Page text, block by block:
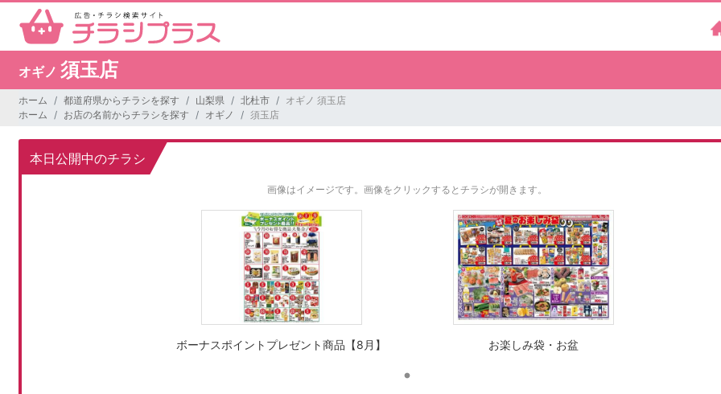
オギノ 須玉店
ホーム 都道府県からチラシを探す 山梨県 北杜市
オギノ 須玉店
ホーム
お店の名前からチラシを探す オギノ 須玉店
本日公開中のチラシ
画像はイメージです。 画像をクリックするとチラシが開きます。
ボーナスポイントプレゼント商品【8月】 お楽しみ袋・お盆